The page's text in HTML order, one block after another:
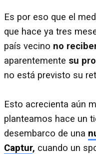
Es por eso que el
que hace ya tres
país vecino no
aparentemente su
no está previsto su
Esto acrecienta aún
planteamos hace un
desembarco de una
Captur, cuando un